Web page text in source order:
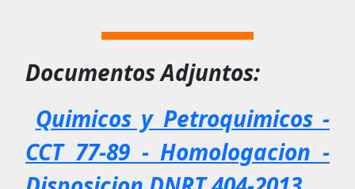
Documentos Adjuntos:
Quimicos y Petroquimicos -
CCT 77-89 - Homologacion -